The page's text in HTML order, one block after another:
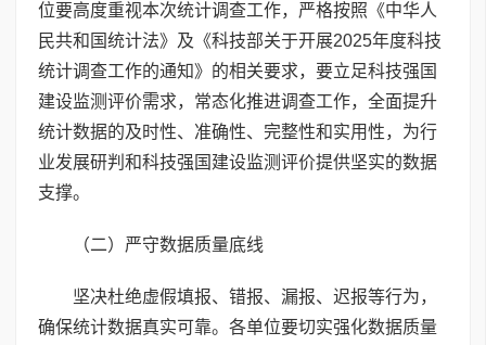
位要高度重视本次统计调查工作，严格按照《中华人
民共和国统计法》及《科技部关于开展2025年度科技
统计调查工作的通知》的相关要求，要立足科技强国
建设监测评价需求，常态化推进调查工作，全面提升
统计数据的及时性、准确性、完整性和实用性，为行
业发展研判和科技强国建设监测评价提供坚实的数据
支撑。
（二）严守数据质量底线
坚决杜绝虚假填报、错报、漏报、迟报等行为，
确保统计数据真实可靠。各单位要切实强化数据质量